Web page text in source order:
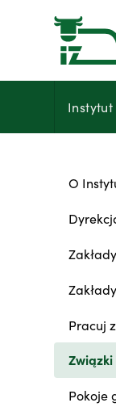
Przejdź
Instytut
O
Pracuj
Pokoje